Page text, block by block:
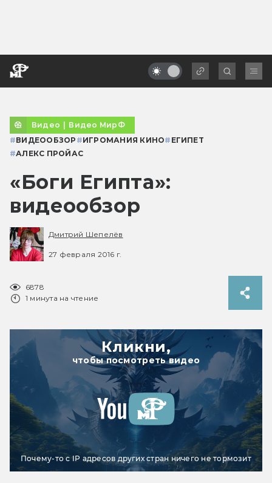
Видео | Видео МирФ
#ВИДЕООБЗОР #ИГРОМАНИЯ КИНО# ЕГИПЕТ
#АЛЕКС ПРОЙАС
«Боги Египта»:
видеообзор
Дмитрий Шепелёв
27 февраля 2016 г.
6878
1 минута на чтение
Кликни,
чтобы посмотреть видео
Почему-то с IP адресов других стран ничего не тормозит